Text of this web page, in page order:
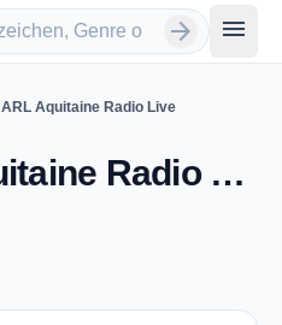
arrow_forward menu
ARL Aquitaine Radio Live
ARL Aquitaine Radio Live - FM 98.1 - Nérac